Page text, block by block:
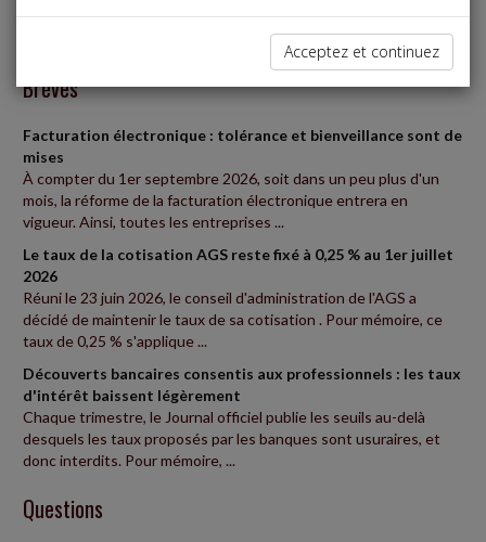
Brèves
Facturation électronique : tolérance et bienveillance sont de
mises
À compter du 1er septembre 2026, soit dans un peu plus d'un
mois, la réforme de la facturation électronique entrera en
vigueur. Ainsi, toutes les entreprises ...
Le taux de la cotisation AGS reste fixé à 0,25 % au 1er juillet
2026
Réuni le 23 juin 2026, le conseil d'administration de l'AGS a
décidé de maintenir le taux de sa cotisation . Pour mémoire, ce
taux de 0,25 % s'applique ...
Découverts bancaires consentis aux professionnels : les taux
d'intérêt baissent légèrement
Chaque trimestre, le Journal officiel publie les seuils au-delà
desquels les taux proposés par les banques sont usuraires, et
donc interdits. Pour mémoire, ...
Questions
Acceptez et continuez